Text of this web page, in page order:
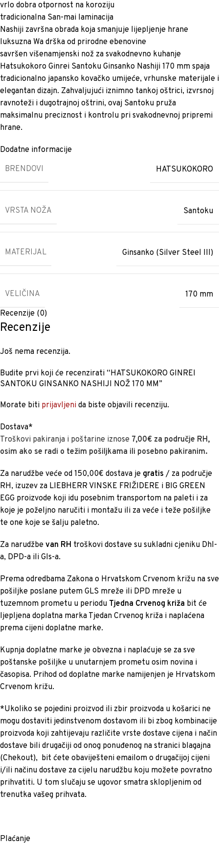
vrlo dobra otpornost na koroziju
tradicionalna San-mai laminacija
Nashiji završna obrada koja smanjuje lijepljenje hrane
luksuzna Wa drška od prirodne ebenovine
savršen višenamjenski nož za svakodnevno kuhanje
Hatsukokoro Ginrei Santoku Ginsanko Nashiji 170 mm spaja
tradicionalno japansko kovačko umijeće, vrhunske materijale i
elegantan dizajn. Zahvaljujući iznimno tankoj oštrici, izvrsnoj
ravnoteži i dugotrajnoj oštrini, ovaj Santoku pruža
maksimalnu preciznost i kontrolu pri svakodnevnoj pripremi
hrane.
Dodatne informacije
BRENDOVI
HATSUKOKORO
VRSTA NOŽA Santoku
MATERIJAL Ginsanko (Silver Steel III)
VELIČINA
170 mm
Recenzije (0)
Recenzije
Još nema recenzija.
Budite prvi koji će recenzirati “HATSUKOKORO GINREI
SANTOKU GINSANKO NASHIJI NOŽ 170 MM”
Morate biti prijavljeni da biste objavili recenziju.
Dostava*
Troškovi pakiranja i poštarine iznose 7,00€ za područje RH,
osim ako se radi o težim pošiljkama ili posebno pakiranim.
Za narudžbe veće od 150,00€ dostava je gratis / za područje
RH, izuzev za LIEBHERR VINSKE FRIŽIDERE i BIG GREEN
EGG proizvode koji idu posebnim transportom na paleti i za
koje je poželjno naručiti i montažu ili za veće i teže pošiljke
te one koje se šalju paletno.
Za narudžbe van RH troškovi dostave su sukladni cjeniku Dhl-
a, DPD-a ili Gls-a.
Prema odredbama Zakona o Hrvatskom Crvenom križu na sve
pošiljke poslane putem GLS mreže ili DPD mreže u
tuzemnom prometu u periodu Tjedna Crvenog križa bit će
ljepljena doplatna marka Tjedan Crvenog križa i naplaćena
prema cijeni doplatne marke.
Kupnja doplatne marke je obvezna i naplaćuje se za sve
poštanske pošiljke u unutarnjem prometu osim novina i
časopisa. Prihod od doplatne marke namijenjen je Hrvatskom
Crvenom križu.
*Ukoliko se pojedini proizvod ili zbir proizvoda u košarici ne
mogu dostaviti jedinstvenom dostavom ili bi zbog kombinacije
proizvoda koji zahtijevaju različite vrste dostave cijena i način
dostave bili drugačiji od onog ponuđenog na stranici blagajna
(Chekout), bit ćete obaviješteni emailom o drugačijoj cijeni
i/ili načinu dostave za cijelu narudžbu koju možete povratno
prihvatiti. U tom slučaju se ugovor smatra sklopljenim od
trenutka vašeg prihvata.
Plaćanje